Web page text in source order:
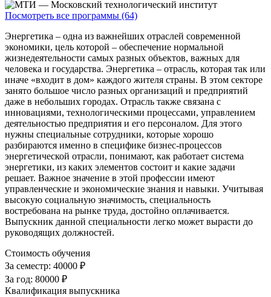
Посмотреть все программы (64)
Энергетика – одна из важнейших отраслей современной
экономики, цель которой – обеспечение нормальной
жизнедеятельности самых разных объектов, важных для
человека и государства. Энергетика – отрасль, которая так или
иначе «входит в дом» каждого жителя страны. В этом секторе
занято большое число разных организаций и предприятий
даже в небольших городах. Отрасль также связана с
инновациями, технологическими процессами, управлением
деятельностью предприятия и его персоналом. Для этого
нужны специальные сотрудники, которые хорошо
разбираются именно в специфике бизнес-процессов
энергетической отрасли, понимают, как работает система
энергетики, из каких элементов состоит и какие задачи
решает. Важное значение в этой профессии имеют
управленческие и экономические знания и навыки. Учитывая
высокую социальную значимость, специальность
востребована на рынке труда, достойно оплачивается.
Выпускник данной специальности легко может вырасти до
руководящих должностей.
Стоимость обучения
За семестр: 40000 ₽
За год: 80000 ₽
Квалификация выпускника